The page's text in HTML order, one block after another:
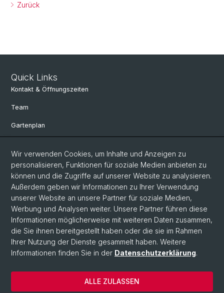
Zurück
Quick Links
Kontakt & Öffnungszeiten
Team
Gartenplan
Herbarien Basel
Links
Spenden
Social Media
Instagram
Wir verwenden Cookies, um Inhalte und Anzeigen zu
personalisieren, Funktionen für soziale Medien anbieten zu
können und die Zugriffe auf unserer Website zu analysieren.
Außerdem geben wir Informationen zu Ihrer Verwendung
unserer Website an unsere Partner für soziale Medien,
Werbung und Analysen weiter. Unsere Partner führen diese
Informationen möglicherweise mit weiteren Daten zusammen,
die Sie ihnen bereitgestellt haben oder die sie im Rahmen
Ihrer Nutzung der Dienste gesammelt haben. Weitere
Informationen finden Sie in der Datenschutzerklärung.
ALLE ZULASSEN